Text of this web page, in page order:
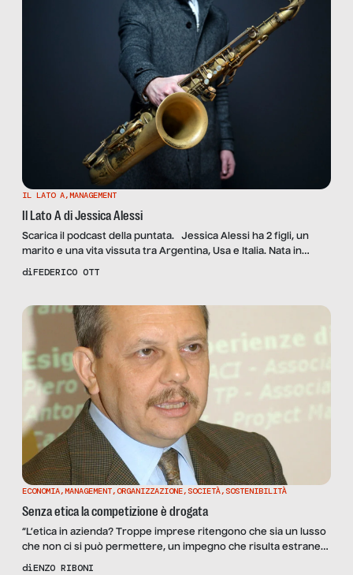
IL LATO A,MANAGEMENT
Il Lato A di Jessica Alessi
Scarica il podcast della puntata. Jessica Alessi ha 2 figli, un
marito e una vita vissuta tra Argentina, Usa e Italia. Nata in
Belgio da mamma belga e papà italiano, è la perfetta cittadina
le parli hai […]
diFEDERICO OTT
ECONOMIA,MANAGEMENT,ORGANIZZAZIONE, SOCIETÀ, SOSTENIBILITÀ
Senza etica la competizione è drogata
“L’etica in azienda? Troppe imprese ritengono che sia un lusso
che non ci si può permettere, un impegno che risulta estraneo
al business. Quindi molte se ne disinteressano e quella
diENZO RIBONI